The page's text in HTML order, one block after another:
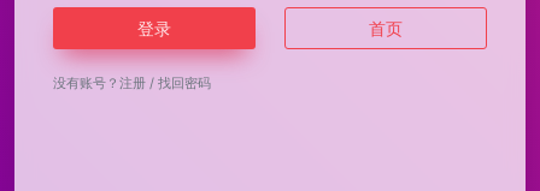
登录 首页
没有账号？ 注册 / 找回密码